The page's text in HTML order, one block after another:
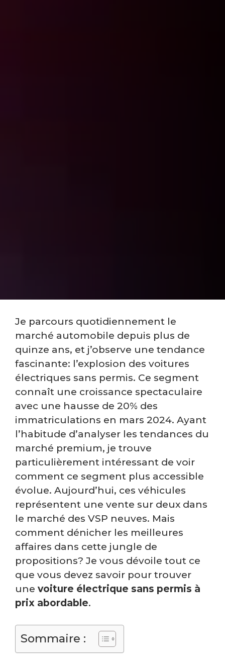
Je parcours quotidiennement le
marché automobile depuis plus de
quinze ans, et j’observe une tendance
fascinante: l’explosion des voitures
électriques sans permis. Ce segment
connaît une croissance spectaculaire
avec une hausse de 20% des
immatriculations en mars 2024. Ayant
l’habitude d’analyser les tendances du
marché premium, je trouve
particulièrement intéressant de voir
comment ce segment plus accessible
évolue. Aujourd’hui, ces véhicules
représentent une vente sur deux dans
le marché des VSP neuves. Mais
comment dénicher les meilleures
affaires dans cette jungle de
propositions? Je vous dévoile tout ce
que vous devez savoir pour trouver
une voiture électrique sans permis à
prix abordable.
Sommaire :